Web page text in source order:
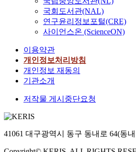
국회도서관(NAL)
연구윤리정보포털(CRE)
사이언스온 (ScienceON)
이용약관
개인정보처리방침
개인정보 재동의
기관소개
저작물 게시중단요청
41061 대구광역시 동구 동내로 64(동